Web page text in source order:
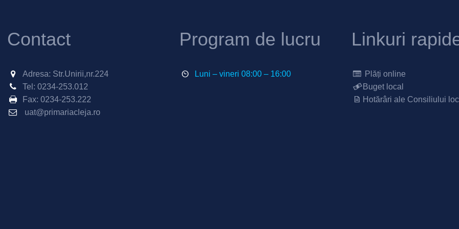
Contact
Adresa: Str.Unirii,nr.224
Tel: 0234-253.012
Fax: 0234-253.222
uat@primariacleja.ro
Program de lucru
Luni – vineri 08:00 – 16:00
Linkuri
Plăți online
Buget local
Hotărâri ale Consiliului